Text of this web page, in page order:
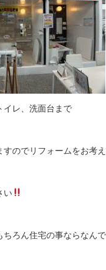
イレ、洗面台まで
のでリフォームをお考
い
ろん住宅の事ならなん